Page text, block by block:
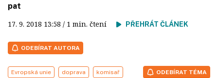
pat
17. 9. 2018 13:58 / 1 min. čtení PŘEHRÁT ČLÁNEK
ODEBÍRAT AUTORA
Evropská unie doprava komisař ODEBÍRAT TÉMA